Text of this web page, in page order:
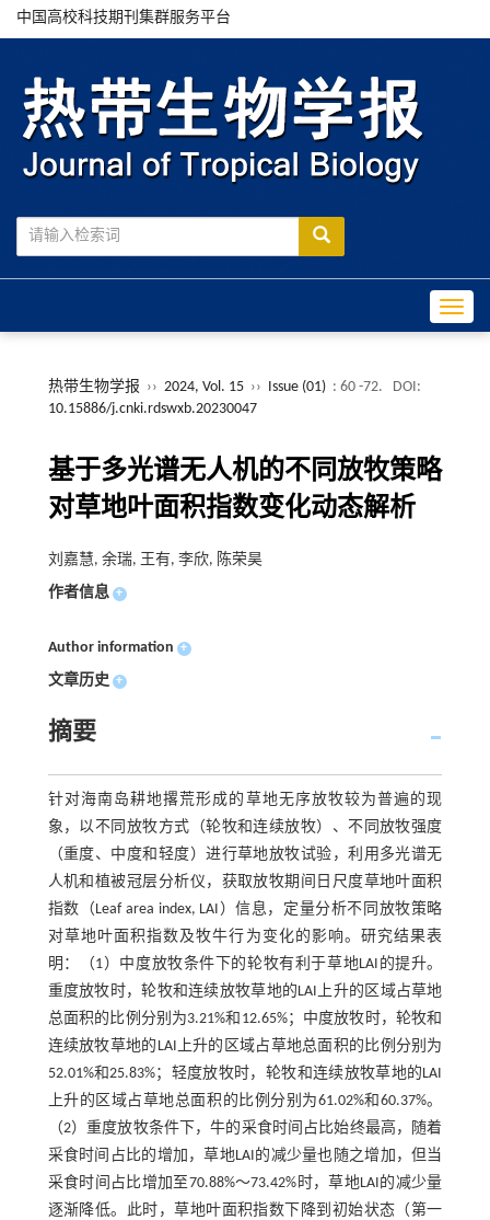
中国高校科技期刊集群服务平台
热带生物学报 ›› 2024, Vol. 15 ›› Issue (01) : 60 -72.
DOI:
10.15886/j.cnki.rdswxb.20230047
基于多光谱无人机的不同放牧策略
对草地叶面积指数变化动态解析
刘嘉慧, 余瑞, 王有, 李欣, 陈荣昊
作者信息 +
Author information +
文章历史 +
摘要
针对海南岛耕地撂荒形成的草地无序放牧较为普遍的现
象，以不同放牧方式（轮牧和连续放牧）、不同放牧强度
（重度、中度和轻度）进行草地放牧试验，利用多光谱无
人机和植被冠层分析仪，获取放牧期间日尺度草地叶面积
指数（Leaf area index, LAI）信息，定量分析不同放牧策略
对草地叶面积指数及牧牛行为变化的影响。研究结果表
明：（1）中度放牧条件下的轮牧有利于草地LAI的提升。
重度放牧时，轮牧和连续放牧草地的LAI上升的区域占草地
总面积的比例分别为3.21%和12.65%；中度放牧时，轮牧和
连续放牧草地的LAI上升的区域占草地总面积的比例分别为
52.01%和25.83%；轻度放牧时，轮牧和连续放牧草地的LAI
上升的区域占草地总面积的比例分别为61.02%和60.37%。
（2）重度放牧条件下，牛的采食时间占比始终最高，随着
采食时间占比的增加，草地LAI的减少量也随之增加，但当
采食时间占比增加至70.88%～73.42%时，草地LAI的减少量
逐渐降低。此时，草地叶面积指数下降到初始状态（第一